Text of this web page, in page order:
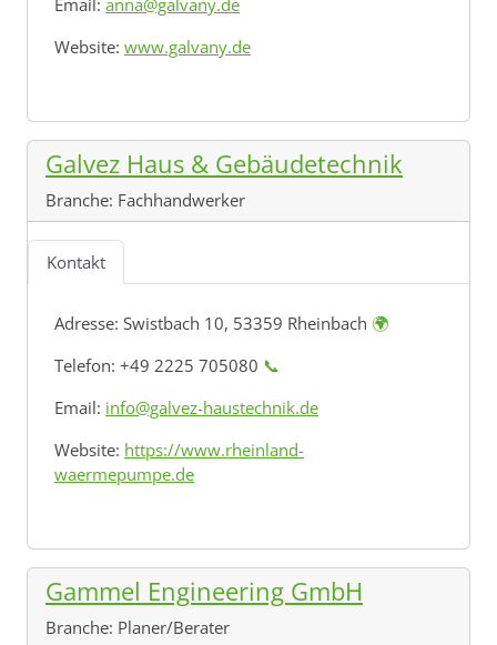
Email: anna@galvany.de
Website: www.galvany.de
Galvez Haus & Gebäudetechnik
Branche: Fachhandwerker
Kontakt
Adresse: Swistbach 10, 53359 Rheinbach 🌍
Telefon: +49 2225 705080 📞
Email: info@galvez-haustechnik.de
Website: https://www.rheinland-
waermepumpe.de
Gammel Engineering GmbH
Branche: Planer/Berater